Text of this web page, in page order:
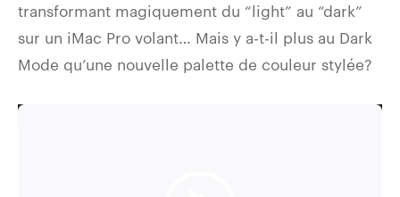
transformant magiquement du “light” au “dark”
sur un iMac Pro volant… Mais y a-t-il plus au Dark
Mode qu’une nouvelle palette de couleur stylée?
Video